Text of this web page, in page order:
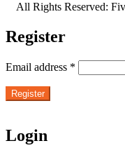
All Rights Reserved:
Register
Email address *
Register
Login